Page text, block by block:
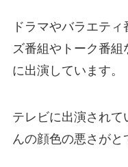
ドラマやバラエテ
ズ番組やトーク番
に出演しています。
テレビに出演されて
んの顔色の悪さがと